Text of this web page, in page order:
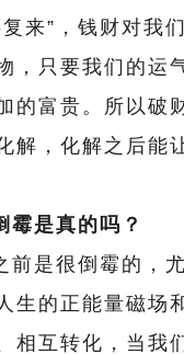
来”，钱财对我
，只要我们的运
的富贵。所以破
解，化解之后能
霉是真的吗？
是很倒霉的，尤
生的正能量磁场
相互转化，当我